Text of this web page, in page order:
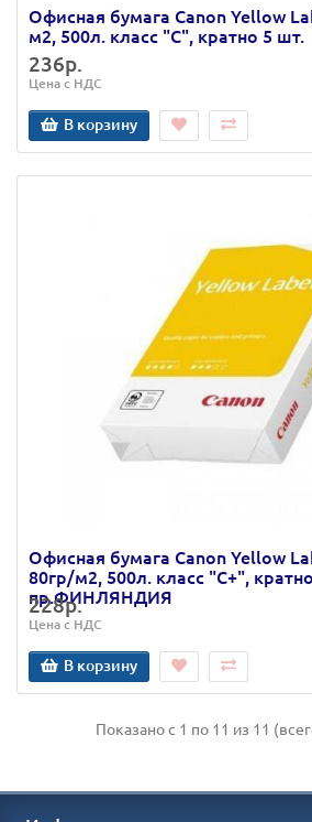
Офисная бумага Canon Yellow
м2, 500л. класс "C", кратно 5 шт.
236р.
Цена с НДС
В корзину
Офисная бумага Canon Yellow
80гр/м2, 500л. класс "C+",
пр.ФИНЛЯНДИЯ
228р.
Цена с НДС
В корзину
Показано с 1 по 11 из 11